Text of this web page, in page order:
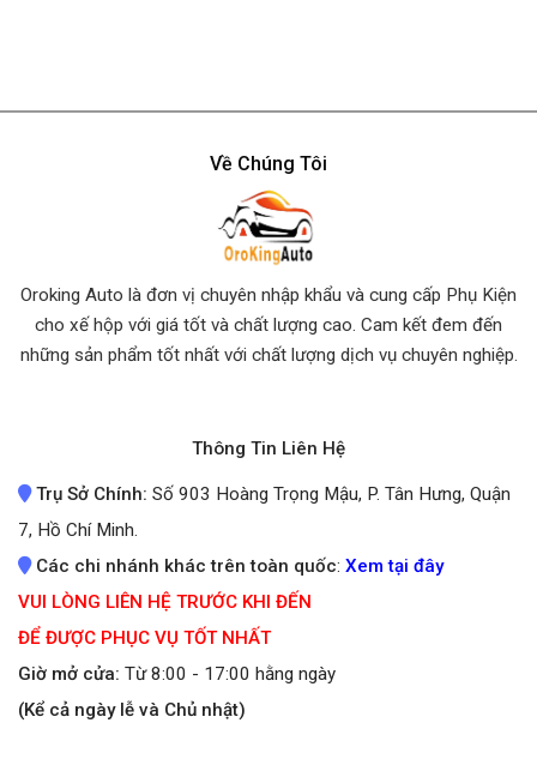
Về Chúng Tôi
Oroking Auto là đơn vị chuyên nhập khẩu và cung cấp Phụ Kiện
cho xế hộp với giá tốt và chất lượng cao. Cam kết đem đến
những sản phẩm tốt nhất với chất lượng dịch vụ chuyên nghiệp.
Thông Tin Liên Hệ
Trụ Sở Chính: Số 903 Hoàng Trọng Mậu, P. Tân Hưng, Quận
7, Hồ Chí Minh.
Các chi nhánh khác trên toàn quốc: Xem tại đây
VUI LÒNG LIÊN HỆ TRƯỚC KHI ĐẾN
ĐỂ ĐƯỢC PHỤC VỤ TỐT NHẤT
Giờ mở cửa: Từ 8:00 - 17:00 hằng ngày
(Kể cả ngày lễ và Chủ nhật)